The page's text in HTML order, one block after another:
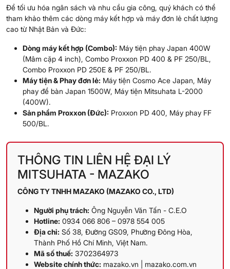
Để tối ưu hóa ngân sách và nhu cầu gia công, quý khách có thể
tham khảo thêm các dòng máy kết hợp và máy đơn lẻ chất lượng
cao từ Nhật Bản và Đức:
Dòng máy kết hợp (Combo): Máy tiện phay Japan 400W
(Mâm cặp 4 inch), Combo Proxxon PD 400 & PF 250/BL,
Combo Proxxon PD 250E & PF 250/BL.
Máy tiện & Phay đơn lẻ: Máy tiện Cosmo Ace Japan, Máy
phay để bàn Japan 1500W, Máy tiện Mitsuhata L-2000
(400W).
Sản phẩm Proxxon (Đức): Proxxon PD 400, Máy phay FF
500/BL.
THÔNG TIN LIÊN HỆ ĐẠI LÝ
MITSUHATA - MAZAKO
CÔNG TY TNHH MAZAKO (MAZAKO CO., LTD)
Người phụ trách: Ông Nguyễn Văn Tấn - C.E.O
Hotline: 0934 066 806 – 0978 554 005
Địa chỉ: Số 38, Đường GS09, Phường Đông Hòa,
Thành Phố Hồ Chí Minh, Việt Nam.
Mã số thuế: 3702364973
Website chính thức: mazako.vn mazako.com.vn